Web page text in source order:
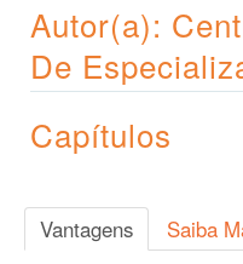
Autor(a):
De
Capítulos
Vantagens Saiba